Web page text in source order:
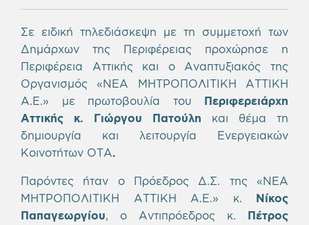
Σε ειδική τηλεδιάσκεψη με τη συμμετοχή των
Δημάρχων της Περιφέρειας προχώρησε η
Περιφέρεια Αττικής και ο Αναπτυξιακός της
Οργανισμός «ΝΕΑ ΜΗΤΡΟΠΟΛΙΤΙΚΗ ΑΤΤΙΚΗ
Α.Ε.» με πρωτοβουλία του Περιφερειάρχη
Αττικής κ. Γιώργου Πατούλη και θέμα τη
δημιουργία και λειτουργία Ενεργειακών
Κοινοτήτων ΟΤΑ.
Παρόντες ήταν ο Πρόεδρος Δ.Σ. της «ΝΕΑ
ΜΗΤΡΟΠΟΛΙΤΙΚΗ ΑΤΤΙΚΗ Α.Ε.» κ. Νίκος
Παπαγεωργίου, ο Αντιπρόεδρος κ. Πέτρος